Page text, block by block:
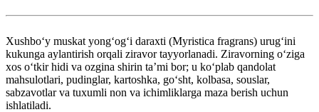
Xushboʻy muskat yongʻogʻi daraxti (Myristica fragrans) urugʻini
kukunga aylantirish orqali ziravor tayyorlanadi. Ziravorning oʻziga
xos oʻtkir hidi va ozgina shirin taʼmi bor; u koʻplab qandolat
mahsulotlari, pudinglar, kartoshka, goʻsht, kolbasa, souslar,
sabzavotlar va tuxumli non va ichimliklarga maza berish uchun
ishlatiladi.